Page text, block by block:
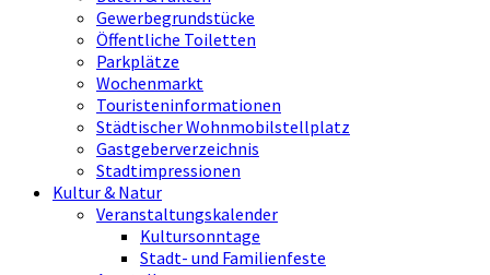
Gewerbegrundstücke
Öffentliche Toiletten
Parkplätze
Wochenmarkt
Touristeninformationen
Städtischer Wohnmobilstellplatz
Gastgeberverzeichnis
Stadtimpressionen
Kultur & Natur
Veranstaltungskalender
Kultursonntage
Stadt- und Familienfeste